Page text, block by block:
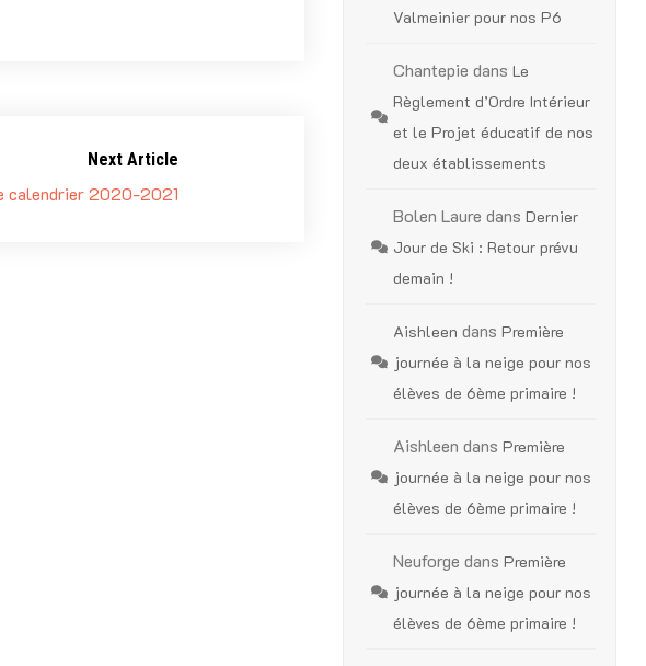
Next Article
calendrier 2020-2021
Valmeinier pour nos P6
Chantepie dansLe
Règlement d’Ordre Intérieur
et le Projet éducatif de nos
deux établissements
Bolen Laure dansDernier
Jour de Ski : Retour prévu
demain !
Aishleen dansPremière
journée à la neige pour nos
élèves de 6ème primaire !
Aishleen dansPremière
journée à la neige pour nos
élèves de 6ème primaire !
Neuforge dansPremière
journée à la neige pour nos
élèves de 6ème primaire !